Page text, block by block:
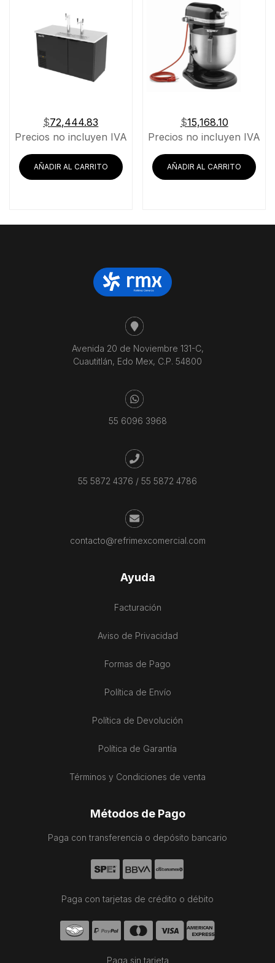
$72,444.83
Precios no incluyen IVA
AÑADIR AL CARRITO
$15,168.10
Precios no incluyen IVA
AÑADIR AL CARRITO
Avenida 20 de Noviembre 131-C,
Cuautitlán, Edo Mex, C.P. 54800
55 6096 3968
55 5872 4376 / 55 5872 4786
contacto@refrimexcomercial.com
Ayuda
Facturación
Aviso de Privacidad
Formas de Pago
Política de Envío
Política de Devolución
Política de Garantía
Términos y Condiciones de venta
Métodos de Pago
Paga con transferencia o depósito bancario
Paga con tarjetas de crédito o débito
Paga sin tarjeta